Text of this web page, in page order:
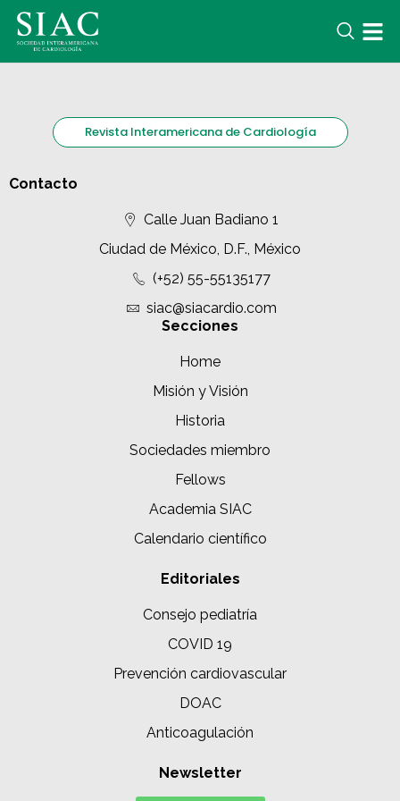
Revista Interamericana de Cardiología
Contacto
Calle Juan Badiano 1
Ciudad de México, D.F., México
(+52) 55-55135177
siac@siacardio.com
Secciones
Home
Misión y Visión
Historia
Sociedades miembro
Fellows
Academia SIAC
Calendario científico
Editoriales
Consejo pediatría
COVID 19
Prevención cardiovascular
DOAC
Anticoagulación
Newsletter